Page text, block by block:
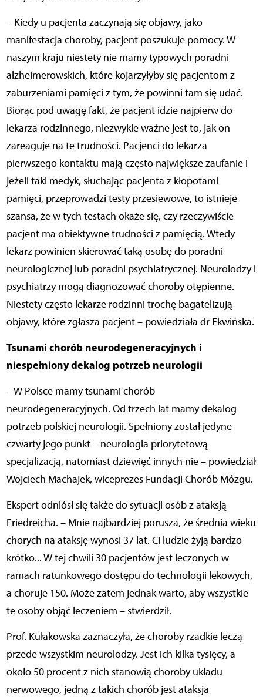
– Kiedy u pacjenta zaczynają się objawy, jako
manifestacja choroby, pacjent poszukuje pomocy. W
naszym kraju niestety nie mamy typowych poradni
alzheimerowskich, które kojarzyłyby się pacjentom z
zaburzeniami pamięci z tym, że powinni tam się udać.
Biorąc pod uwagę fakt, że pacjent idzie najpierw do
lekarza rodzinnego, niezwykle ważne jest to, jak on
zareaguje na te trudności. Pacjenci do lekarza
pierwszego kontaktu mają często największe zaufanie i
jeżeli taki medyk, słuchając pacjenta z kłopotami
pamięci, przeprowadzi testy przesiewowe, to istnieje
szansa, że w tych testach okaże się, czy rzeczywiście
pacjent ma obiektywne trudności z pamięcią. Wtedy
lekarz powinien skierować taką osobę do poradni
neurologicznej lub poradni psychiatrycznej. Neurolodzy i
psychiatrzy mogą diagnozować choroby otępienne.
Niestety często lekarze rodzinni trochę bagatelizują
objawy, które zgłasza pacjent – powiedziała dr Ekwińska.
Tsunami chorób neurodegeneracyjnych i
niespełniony dekalog potrzeb neurologii
– W Polsce mamy tsunami chorób
neurodegeneracyjnych. Od trzech lat mamy dekalog
potrzeb polskiej neurologii. Spełniony został jedyne
czwarty jego punkt – neurologia priorytetową
specjalizacją, natomiast dziewięć innych nie – powiedział
Wojciech Machajek, wiceprezes Fundacji Chorób Mózgu.
Ekspert odniósł się także do sytuacji osób z ataksją
Friedreicha. – Mnie najbardziej porusza, że średnia wieku
chorych na ataksję wynosi 37 lat. Ci ludzie żyją bardzo
krótko... W tej chwili 30 pacjentów jest leczonych w
ramach ratunkowego dostępu do technologii lekowych,
a choruje 150. Może zatem jednak warto, aby wszystkie
te osoby objąć leczeniem – stwierdził.
Prof. Kułakowska zaznaczyła, że choroby rzadkie leczą
przede wszystkim neurolodzy. Jest ich kilka tysięcy, a
około 50 procent z nich stanowią choroby układu
nerwowego, jedną z takich chorób jest ataksja